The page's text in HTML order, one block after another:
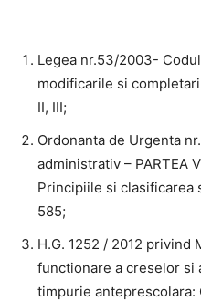
Legea nr.53/2003-
modificarile si
II, III;
Ordonanta de Urgenta
administrativ – PARTEA
Principiile si
585;
H.G. 1252 / 2012 privind
functionare a creselor si
timpurie anteprescolara: